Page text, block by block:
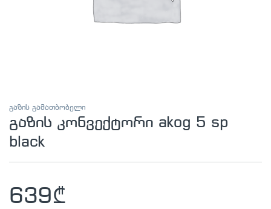
გაზის გამათბობელი
გაზის კონვექტორი akog 5 sp
black
639₾